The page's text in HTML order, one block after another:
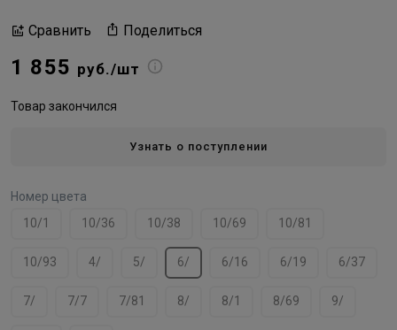
Сравнить Поделиться
1 855 руб./шт
Товар закончился
Узнать о поступлении
Номер цвета
10/1
10/36 10/38 10/69 10/81
10/93 4/ 5/ 6/ 6/16 6/19 6/37
7/ 7/7 7/81 8/ 8/1 8/69 9/